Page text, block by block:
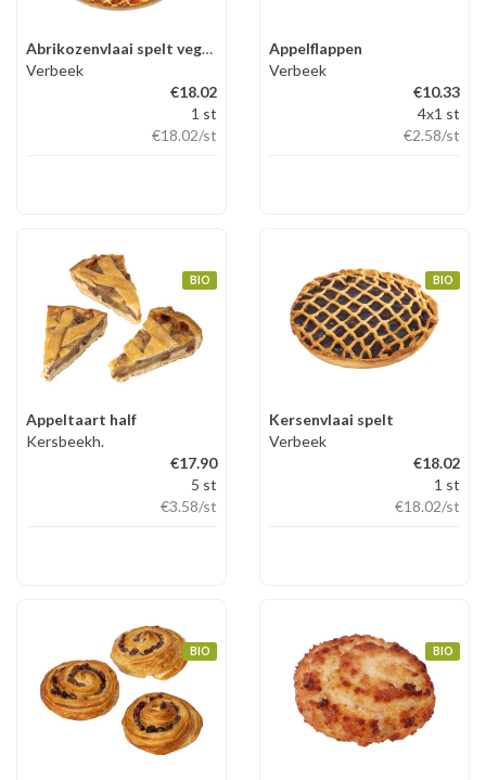
Abrikozenvlaai spelt vegan
Verbeek
€18.02
1 st
€18.02/st
Appelflappen
Verbeek
€10.33
4x1 st
€2.58/st
BIO
Appeltaart half
Kersbeekh.
€17.90
5 st
€3.58/st
BIO
Kersenvlaai spelt
Verbeek
€18.02
1 st
€18.02/st
BIO BIO